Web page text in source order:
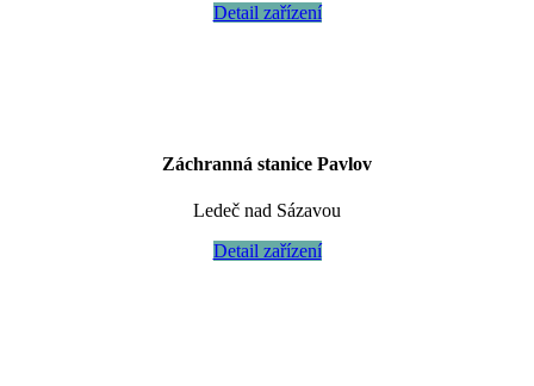
Detail zařízení
Záchranná stanice Pavlov
Ledeč nad Sázavou
Detail zařízení